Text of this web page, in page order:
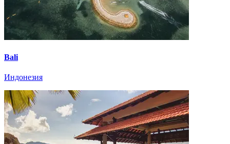
Bali
Индонезия